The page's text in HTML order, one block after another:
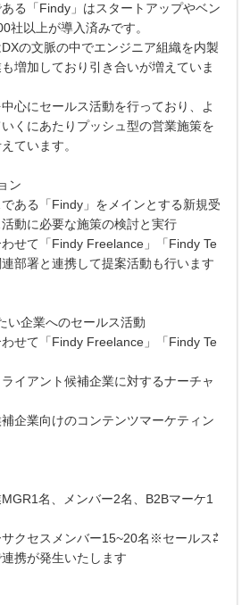
る「Findy」はスタートアップやベン
社以上が導入済みです。
の文脈の中でエンジニア組織を内製
増加しており引き合いが増えていま
心にセールス活動を行っており、よ
くにあたりプッシュ型の営業施策を
ています。
ン
である「Findy」をメインとする新規受
動に必要な施策の検討と実行
わせて「Findy Freelance」「Findy Te
部署と連携して提案活動も行います
い企業へのセールス活動
わせて「Findy Freelance」「Findy Te
イアント候補企業に対するナーチャ
企業向けのコンテンツマーケティン
名、メンバー2名、B2Bマーケ1
サクセスメンバー15~20名※セールス⇄
携が発生いたします